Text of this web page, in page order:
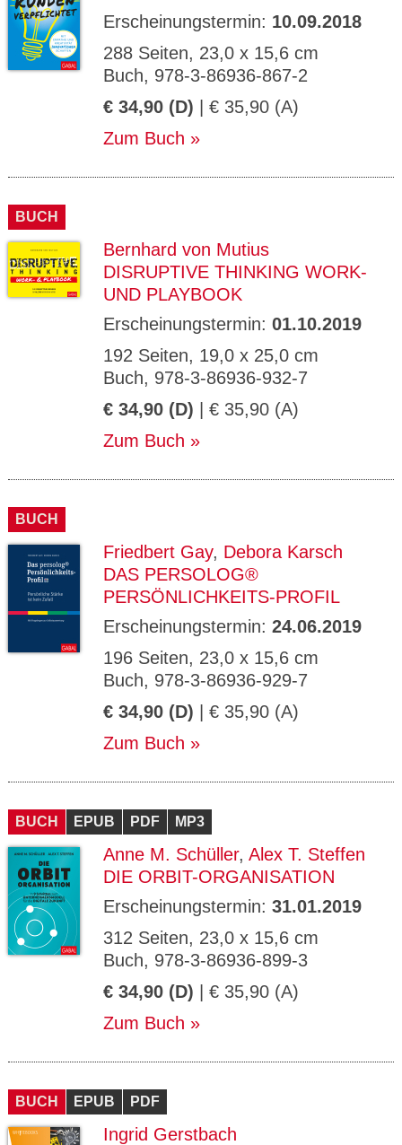
Erscheinungstermin: 10.09.2018
288 Seiten, 23,0 x 15,6 cm
Buch, 978-3-86936-867-2
€ 34,90 (D) | € 35,90 (A)
Zum Buch
BUCH
Bernhard von Mutius
DISRUPTIVE THINKING WORK-
UND PLAYBOOK
Erscheinungstermin: 01.10.2019
192 Seiten, 19,0 x 25,0 cm
Buch, 978-3-86936-932-7
€ 34,90 (D) | € 35,90 (A)
Zum Buch
BUCH
Friedbert Gay, Debora Karsch
DAS PERSOLOG®
PERSÖNLICHKEITS-PROFIL
Erscheinungstermin: 24.06.2019
196 Seiten, 23,0 x 15,6 cm
Buch, 978-3-86936-929-7
€ 34,90 (D) | € 35,90 (A)
Zum Buch
BUCH EPUB PDF MP3
Anne M. Schüller, Alex T. Steffen
DIE ORBIT-ORGANISATION
Erscheinungstermin: 31.01.2019
312 Seiten, 23,0 x 15,6 cm
Buch, 978-3-86936-899-3
€ 34,90 (D) | € 35,90 (A)
Zum Buch
BUCH EPUB PDF
Ingrid Gerstbach